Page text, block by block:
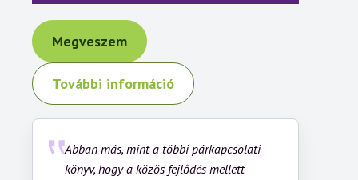
Megveszem
További információ
Abban más, mint a többi párkapcsolati
könyv, hogy a közös fejlődés mellett